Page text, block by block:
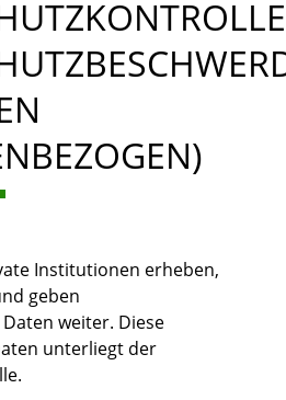
Institutionen erheben,
geben
weiter. Diese
unterliegt der